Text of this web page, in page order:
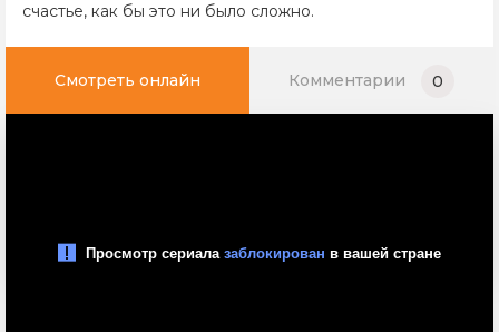
счастье, как бы это ни было сложно.
Смотреть онлайн Комментарии 0